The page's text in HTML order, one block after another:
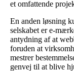
et omfattende
En anden løsning
selskabet er e-
antydning af at
foruden at
mestrer
genvej til at blive